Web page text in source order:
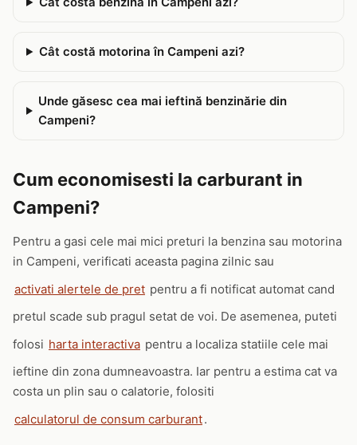
Cât costă motorina în Campeni azi?
Unde găsesc cea mai ieftină benzinărie din
Campeni?
Cum economisesti la carburant in
Campeni?
Pentru a gasi cele mai mici preturi la benzina sau motorina
in Campeni, verificati aceasta pagina zilnic sau
activati alertele de pret pentru a fi notificat automat cand
pretul scade sub pragul setat de voi. De asemenea, puteti
folosi harta interactiva pentru a localiza statiile cele mai
ieftine din zona dumneavoastra. Iar pentru a estima cat va
costa un plin sau o calatorie, folositi
calculatorul de consum carburant.